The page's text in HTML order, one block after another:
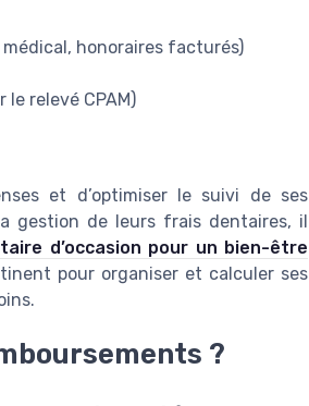
honoraires facturés)
relevé CPAM)
et d’optimiser le suivi de ses
gestion de leurs frais dentaires, il
d’occasion pour un bien-être
pour organiser et calculer ses
?